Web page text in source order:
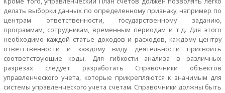
делать выборки данных по определенному признаку, например по
центрам ответственности, государственному заданию,
программам, сотрудникам, временным периодам и т.д. Для этого
необходимо каждой статье доходов и расходов, каждому центру
ответственности и каждому виду деятельности присвоить
соответствующие коды. Для гибкости анализа в различных
разрезах следует разработать Справочники объектов
управленческого учета, которые прикрепляются к значимым для
системы управленческого учета счетам. Справочники должны быть